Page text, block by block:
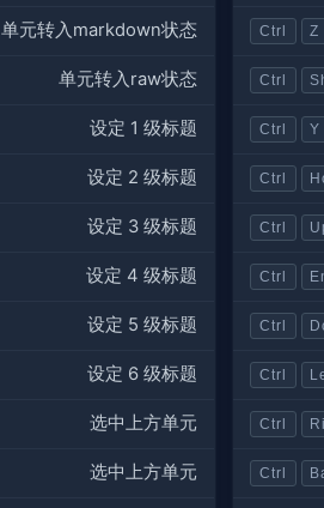
单元转入markdown状态
单元转入raw状态
设定 1 级标题
设定 2 级标题
设定 3 级标题
设定 4 级标题
设定 5 级标题
设定 6 级标题
选中上方单元
选中上方单元
Ctrl Z
Ctrl
Ctrl Y
Ctrl
Ctrl
Ctrl
Ctrl
Ctrl
Ctrl
Ctrl